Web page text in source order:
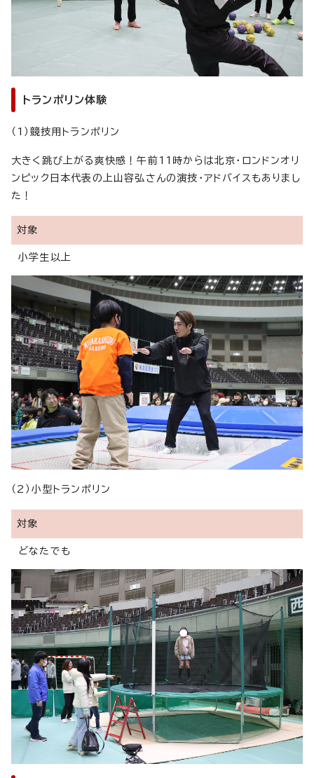
トランポリン体験
（1）競技用トランポリン
大きく跳び上がる爽快感！午前11時からは北京・ロンドンオリ
ンピック日本代表の上山容弘さんの演技・アドバイスもありまし
た！
対象
小学生以上
（2）小型トランポリン
対象
どなたでも